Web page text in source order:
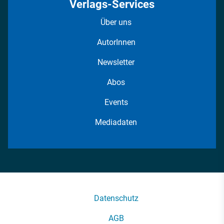
Verlags-Services
Über uns
AutorInnen
Newsletter
Abos
Events
Mediadaten
Datenschutz
AGB